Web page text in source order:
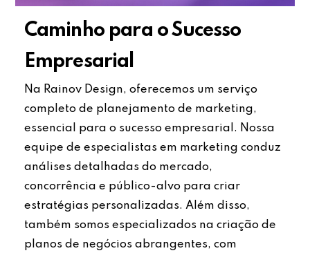
Caminho para o Sucesso
Empresarial
Na Rainov Design, oferecemos um serviço
completo de planejamento de marketing,
essencial para o sucesso empresarial. Nossa
equipe de especialistas em marketing conduz
análises detalhadas do mercado,
concorrência e público-alvo para criar
estratégias personalizadas. Além disso,
também somos especializados na criação de
planos de negócios abrangentes, com